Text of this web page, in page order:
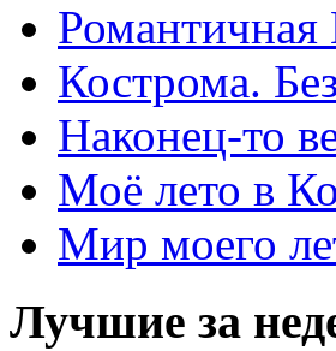
Романтичная
Кострома.
Наконец-то
Моё лето в
Мир моего
Лучшие за